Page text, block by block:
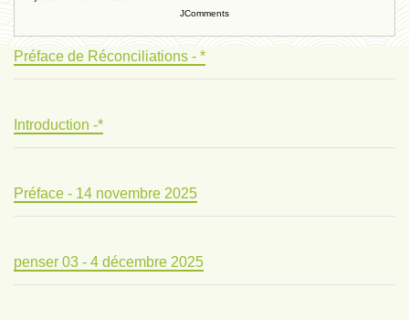
JComments
Préface de Réconciliations - *
Introduction -*
Préface - 14 novembre 2025
penser 03 - 4 décembre 2025